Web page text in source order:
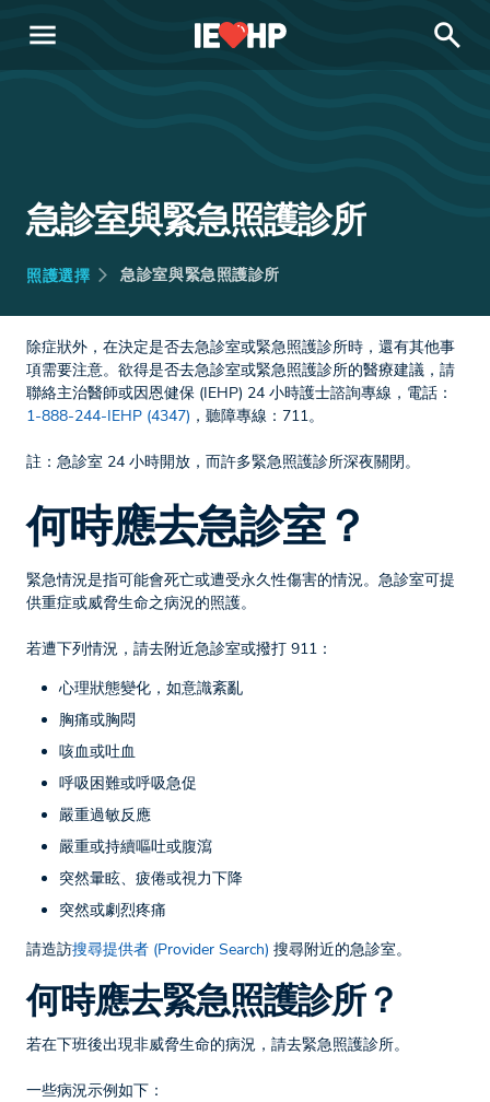
menu search
急診室與緊急照護診所
照護選擇 急診室與緊急照護診所
除症狀外，在決定是否去急診室或緊急照護診所時，還有其他事
項需要注意。欲得是否去急診室或緊急照護診所的醫療建議，請
聯絡主治醫師或因恩健保 (IEHP) 24 小時護士諮詢專線，電話：
1-888-244-IEHP (4347) ，聽障專線：711。
註：急診室 24 小時開放，而許多緊急照護診所深夜關閉。
何時應去急診室？
緊急情況是指可能會死亡或遭受永久性傷害的情況。急診室可提
供重症或威脅生命之病況的照護。
若遭下列情況，請去附近急診室或撥打 911：
心理狀態變化，如意識紊亂
胸痛或胸悶
咳血或吐血
呼吸困難或呼吸急促
嚴重過敏反應
嚴重或持續嘔吐或腹瀉
突然暈眩、疲倦或視力下降
突然或劇烈疼痛
請造訪搜尋提供者 (Provider Search) 搜尋附近的急診室。
何時應去緊急照護診所？
若在下班後出現非威脅生命的病況，請去緊急照護診所。
一些病況示例如下：